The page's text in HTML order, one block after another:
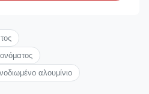
αλουμίνιο